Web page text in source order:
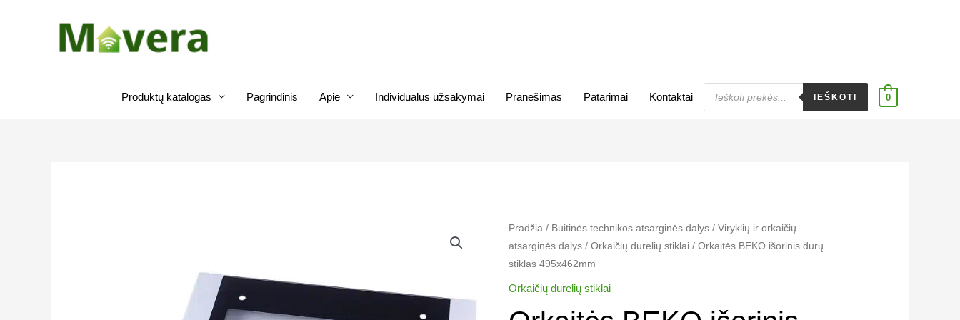
Produktų katalogas Pagrindinis Apie Individualūs užsakymai Pranešimas Patarimai Kontaktai
Products
search
IEŠKOTI 0
Pradžia / Buitinės technikos atsarginės dalys / Viryklių ir orkaičių
atsarginės dalys / Orkaičių durelių stiklai​ / Orkaitės BEKO išorinis durų
stiklas 495x462mm
Orkaičių durelių stiklai​
produkto
kiekis:
Orkaitės
BEKO